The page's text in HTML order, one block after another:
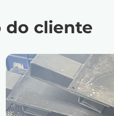
do cliente
de comparar muitos recicladores,